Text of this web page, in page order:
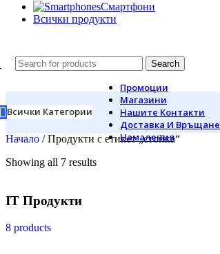
Смартфони
Всички продукти
Search
Всички Категории
Промоции
Магазини
Нашите Контакти
Доставка И Връщане
Намаления
Начало / Продукти с етикет „стойка“
Showing all 7 results
IT Продукти
8 products